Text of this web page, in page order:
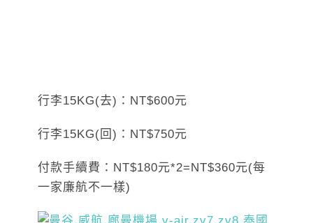
行李15KG(去)：NT$600元
行李15KG(回)：NT$750元
付款手續費：NT$180元*2=NT$360元(每
一家廉航不一樣)